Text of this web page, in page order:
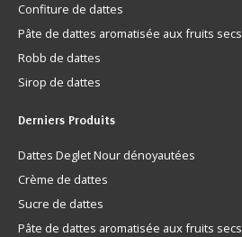
Confiture de dattes
Pâte de dattes aromatisée aux fruits secs
Robb de dattes
Sirop de dattes
Derniers Produits
Dattes Deglet Nour dénoyautées
Crème de dattes
Sucre de dattes
Pâte de dattes aromatisée aux fruits secs